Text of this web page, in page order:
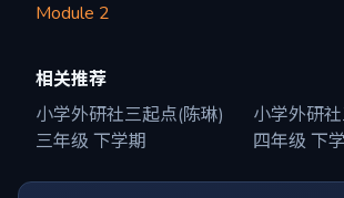
Module 2
相关推荐
小学外研社三起点(陈琳)
三年级 下学期
小学外研
四年级 下